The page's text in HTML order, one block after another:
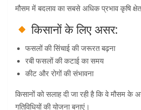
मौसम में बदलाव का सबसे अधिक प्रभाव कृषि
किसानों के लिए असर:
फसलों की सिंचाई की जरूरत बढ़ना
रबी फसलों की कटाई का समय
कीट और रोगों की संभावना
किसानों को सलाह दी जा रही है कि वे मौसम के
गतिविधियों की योजना बनाएं।